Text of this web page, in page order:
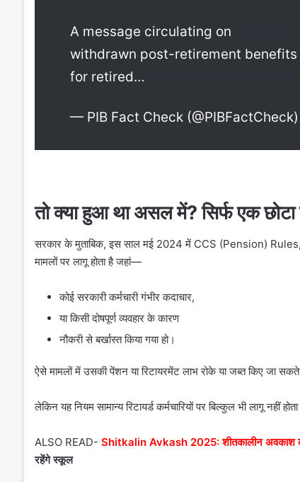
A message circulating on
withdrawn post-retirement benefits
for retired…
— PIB Fact Check (@PIBFactCheck)
तो क्या हुआ था असल में? सिर्फ एक
सरकार के मुताबिक, इस साल मई 2024 में CCS (Pension)
मामलों पर लागू होता है जहां—
कोई सरकारी कर्मचारी गंभीर कदाचार,
या किसी दोषपूर्ण व्यवहार के कारण
नौकरी से बर्खास्त किया गया हो।
ऐसे मामलों में उसकी पेंशन या रिटायरमेंट लाभ रोके या जब्त किए जा
लेकिन यह नियम सामान्य रिटायर्ड कर्मचारियों पर बिल्कुल भी लागू नहीं
ALSO READ- Shitkalin Avkash 2025: शीतकालीन
रहेंगे स्कूल